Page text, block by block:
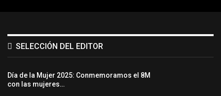
SELECCIÓN DEL EDITOR
Día de la Mujer 2025: Conmemoramos el 8M
con las mujeres…